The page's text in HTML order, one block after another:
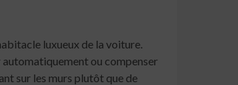
luxueux de la voiture.
ou compenser
sur les murs plutôt que de